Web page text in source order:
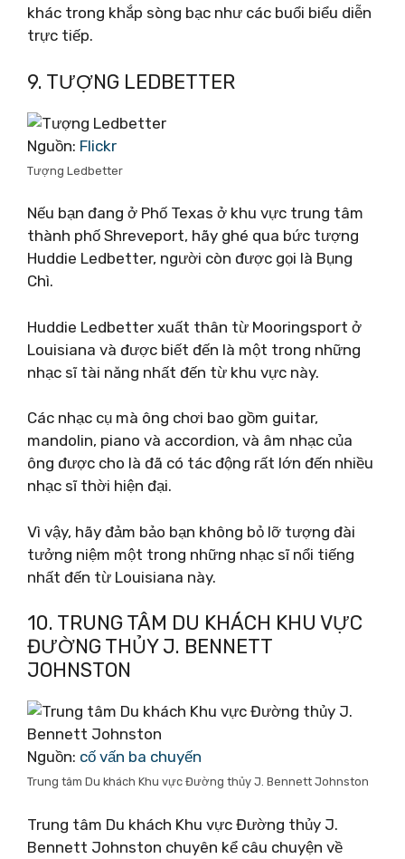
khác trong khắp sòng bạc như các buổi biểu diễn
trực tiếp.
9. TƯỢNG LEDBETTER
Nguồn: Flickr
Tượng Ledbetter
Nếu bạn đang ở Phố Texas ở khu vực trung tâm
thành phố Shreveport, hãy ghé qua bức tượng
Huddie Ledbetter, người còn được gọi là Bụng
Chì.
Huddie Ledbetter xuất thân từ Mooringsport ở
Louisiana và được biết đến là một trong những
nhạc sĩ tài năng nhất đến từ khu vực này.
Các nhạc cụ mà ông chơi bao gồm guitar,
mandolin, piano và accordion, và âm nhạc của
ông được cho là đã có tác động rất lớn đến nhiều
nhạc sĩ thời hiện đại.
Vì vậy, hãy đảm bảo bạn không bỏ lỡ tượng đài
tưởng niệm một trong những nhạc sĩ nổi tiếng
nhất đến từ Louisiana này.
10. TRUNG TÂM DU KHÁCH KHU VỰC
ĐƯỜNG THỦY J. BENNETT
JOHNSTON
Nguồn: cố vấn ba chuyến
Trung tâm Du khách Khu vực Đường thủy J. Bennett Johnston
Trung tâm Du khách Khu vực Đường thủy J.
Bennett Johnston chuyên kể câu chuyện về